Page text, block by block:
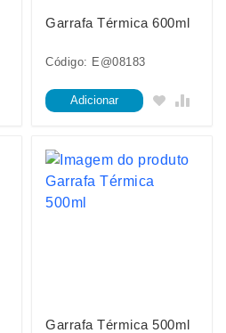
Garrafa Térmica 600ml
Código: E@08183
Adicionar
Garrafa Térmica 500ml